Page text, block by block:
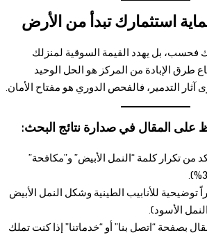
استثمارك تبدأ من الأرض
فحسب، بل يهدد القيمة السوقية لمنزلك
طرق الإبادة من المركز هو الحل الوحيد
آثار التدمير، فالفحص الدوري هو مفتاح الأمان.
على المقال في صدارة نتائج البحث:
من تكرار كلمة “النمل الأبيض” و”مكافحة”
للأنابيب الطينية وشكل النمل الأبيض
الأسود).
بصفحة “اتصل بنا” أو “خدماتنا” إذا كنت تملك